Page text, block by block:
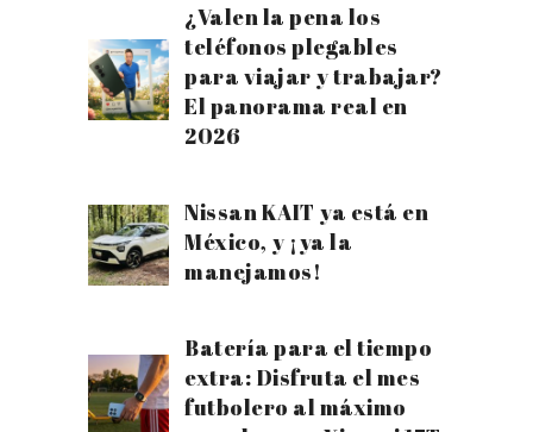
¿Valen la pena los
teléfonos plegables
para viajar y trabajar?
El panorama real en
2026
Nissan KAIT ya está en
México, y ¡ya la
manejamos!
Batería para el tiempo
extra: Disfruta el mes
futbolero al máximo